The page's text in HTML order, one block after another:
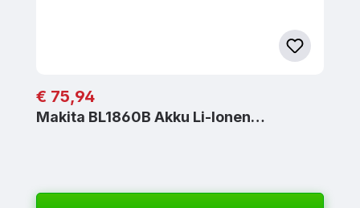
Regulärer Preis:
€ 75,94
Makita BL1860B Akku Li-Ionen…